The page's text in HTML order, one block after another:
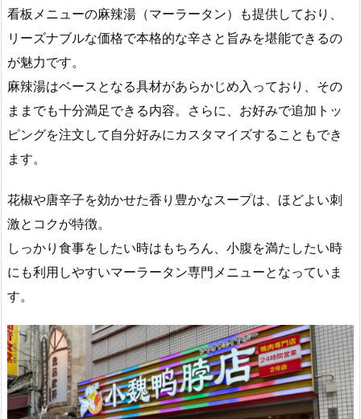
看板メニューの麻辣湯（マーラータン）も提供しており、
リーズナブルな価格で本格的な辛さと旨みを堪能できるの
が魅力です。
麻辣湯はベースとなる具材があらかじめ入っており、その
ままでも十分満足できる内容。さらに、お好みで追加トッ
ピングを注文して自分好みにカスタマイズすることもでき
ます。
花椒や唐辛子を効かせた香り豊かなスープは、ほどよい刺
激とコクが特徴。
しっかり食事をしたい時はもちろん、小腹を満たしたい時
にも利用しやすいマーラータン専門メニューとなっていま
す。